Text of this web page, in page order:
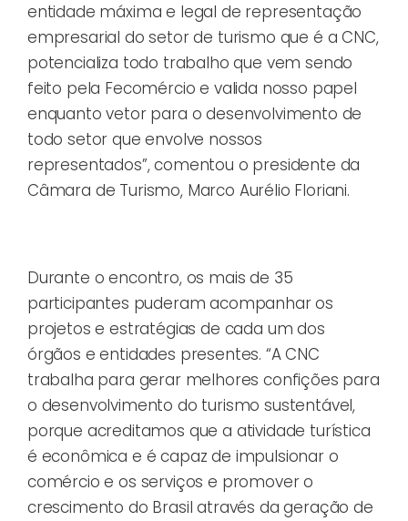
entidade máxima e legal de representação
empresarial do setor de turismo que é a CNC,
potencializa todo trabalho que vem sendo
feito pela Fecomércio e valida nosso papel
enquanto vetor para o desenvolvimento de
todo setor que envolve nossos
representados”, comentou o presidente da
Câmara de Turismo, Marco Aurélio Floriani.
Durante o encontro, os mais de 35
participantes puderam acompanhar os
projetos e estratégias de cada um dos
órgãos e entidades presentes. “A CNC
trabalha para gerar melhores confições para
o desenvolvimento do turismo sustentável,
porque acreditamos que a atividade turística
é econômica e é capaz de impulsionar o
comércio e os serviços e promover o
crescimento do Brasil através da geração de